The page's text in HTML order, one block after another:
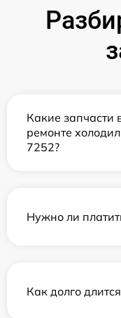
Какие запчасти
ремонте
7252?
Нужно ли
Как долго